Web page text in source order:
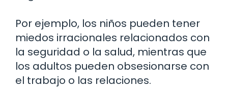
Por ejemplo, los niños pueden tener
miedos irracionales relacionados con
la seguridad o la salud, mientras que
los adultos pueden obsesionarse con
el trabajo o las relaciones.